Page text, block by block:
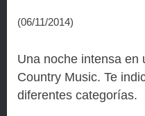
(06/11/2014)
Una noche intensa en
Country Music. Te
diferentes categorías.